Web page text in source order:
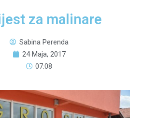
za malinare
Sabina Perenda
24 Maja, 2017
07:08